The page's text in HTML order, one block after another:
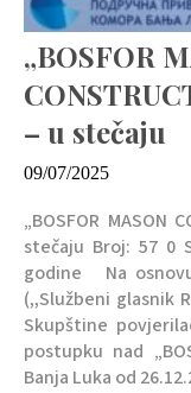
„BOSFOR
– u stečaju
09/07/2025
„BOSFOR MASON
stečaju Broj: 57 0
godine Na
(,,Službeni glasnik
Skupštine
postupku nad
Banja Luka od